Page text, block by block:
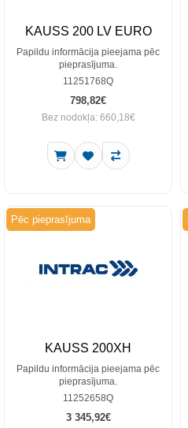
KAUSS 200 LV EURO
Papildu informācija pieejama pēc
pieprasījuma.
11251768Q
798,82€
Bez nodokļa: 660,18€
Pēc pieprasījuma
KAUSS 200XH
Papildu informācija pieejama pēc
pieprasījuma.
11252658Q
3 345,92€